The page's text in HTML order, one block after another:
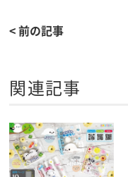
< 前の記事
関連記事